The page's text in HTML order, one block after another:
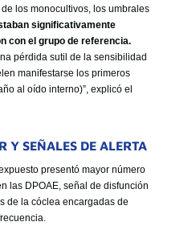
los monocultivos, los umbrales
significativamente
con el grupo de referencia.
pérdida sutil de la sensibilidad
manifestarse los primeros
al oído interno)”, explicó el
Y SEÑALES DE ALERTA
presentó mayor número
las DPOAE, señal de disfunción
de la cóclea encargadas de